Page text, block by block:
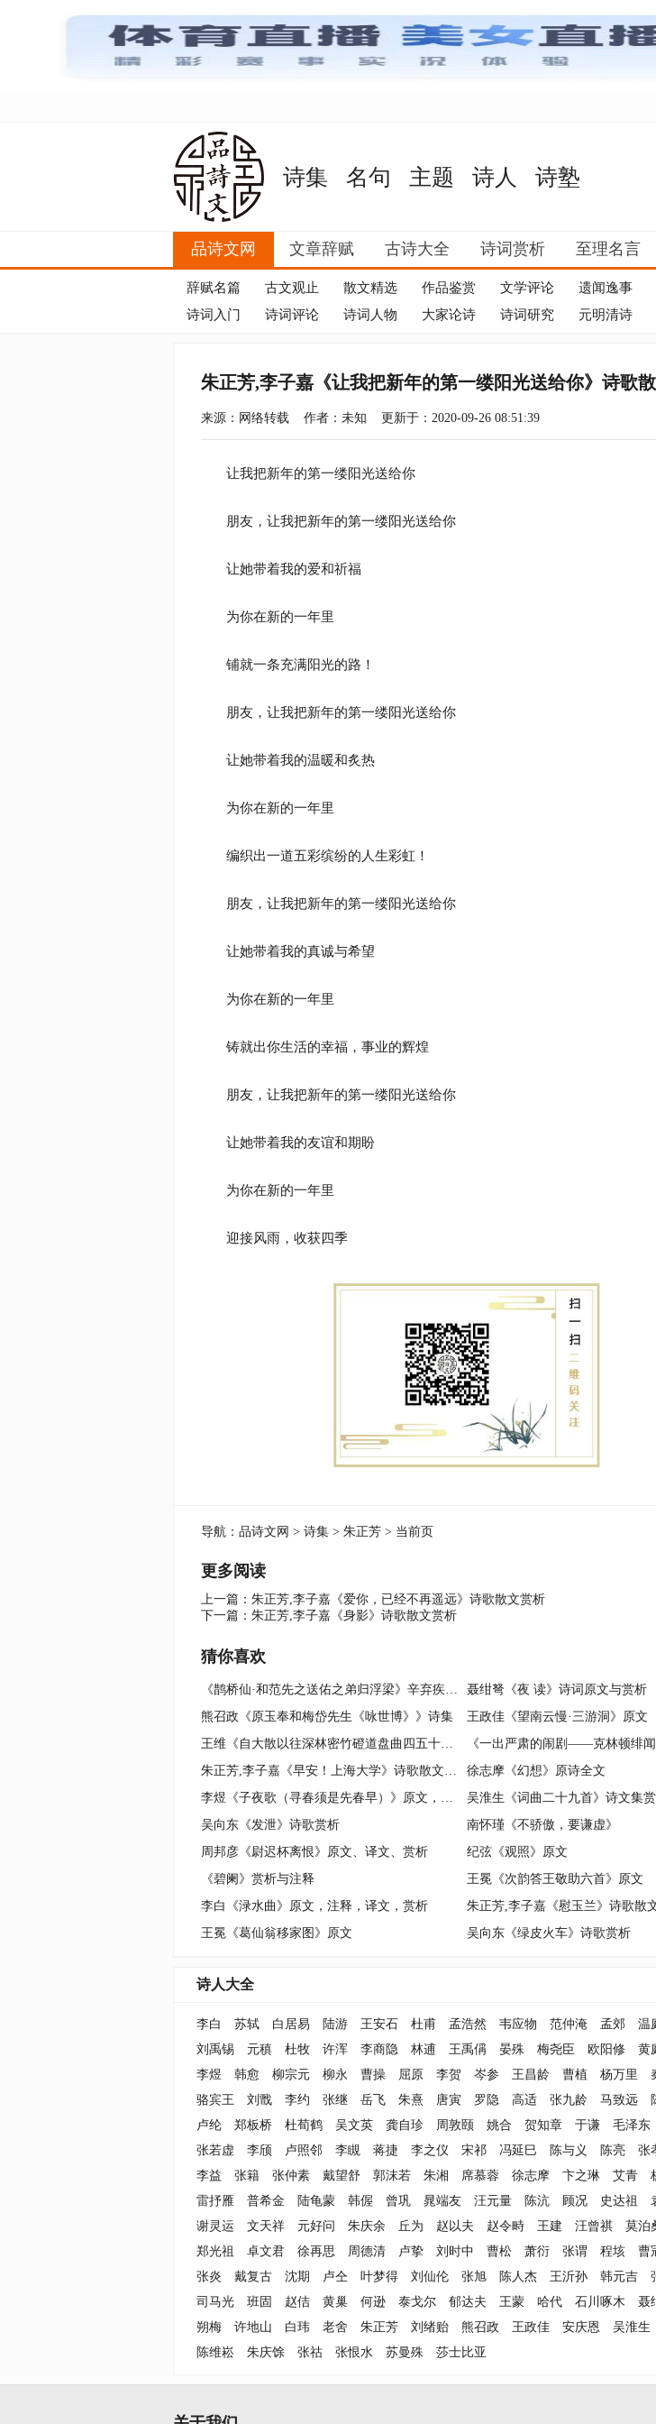
诗集 名句 主题 诗人 诗塾
品诗文网 文章辞赋 古诗大全 诗词赏析 至理名言
辞赋名篇 古文观止 散文精选 作品鉴赏 文学评论 遗闻逸事
诗词入门
诗词评论 诗词人物 大家论诗 诗词研究 元明清诗
朱正芳,李子嘉《让我把新年的第一缕阳光送给你》诗歌
来源：网络转载 作者：未知 更新于：2020-09-26 08:51:39
让我把新年的第一缕阳光送给你
朋友，让我把新年的第一缕阳光送给你
让她带着我的爱和祈福
为你在新的一年里
铺就一条充满阳光的路！
朋友，让我把新年的第一缕阳光送给你
让她带着我的温暖和炙热
为你在新的一年里
编织出一道五彩缤纷的人生彩虹！
朋友，让我把新年的第一缕阳光送给你
让她带着我的真诚与希望
为你在新的一年里
铸就出你生活的幸福，事业的辉煌
朋友，让我把新年的第一缕阳光送给你
让她带着我的友谊和期盼
为你在新的一年里
迎接风雨，收获四季
导航： 品诗文网 > 诗集 > 朱正芳 > 当前页
更多阅读
上一篇： 朱正芳,李子嘉《爱你，已经不再遥远》诗歌散文赏析
下一篇： 朱正芳,李子嘉《身影》诗歌散文赏析
猜你喜欢
《鹊桥仙·和范先之送佑之弟归浮梁》辛弃疾词集
聂绀弩《夜 读》诗词原文与赏析
熊召政《原玉奉和梅岱先生《咏世博》》诗集
王政佳《望南云慢·三游洞》原文
王维《自大散以往深林密竹磴道盘曲四五十里至黄牛岭见黄花川》原文，注释，译文，赏析
朱正芳,李子嘉《早安！上海大学》诗歌散文赏析
徐志摩《幻想》原诗全文
李煜《子夜歌（寻春须是先春早）》原文，注释，译文，赏析
吴淮生《词曲二十九首》诗文集
吴向东《发泄》诗歌赏析
南怀瑾《不骄傲，要谦虚》
周邦彦《尉迟杯离恨》原文、译文、赏析
纪弦《观照》原文
《碧阑》赏析与注释
王冕《次韵答王敬助六首》原文
李白《渌水曲》原文，注释，译文，赏析
朱正芳,李子嘉《慰玉兰》诗歌散
王冕《葛仙翁移家图》原文
吴向东《绿皮火车》诗歌赏析
诗人大全
李白 苏轼 白居易 陆游 王安石 杜甫 孟浩然 韦应物 范仲淹 孟郊 温
刘禹锡
元稹 杜牧 许浑 李商隐 林逋 王禹偁 晏殊 梅尧臣 欧阳修 黄
李煜
韩愈 柳宗元 柳永 曹操 屈原 李贺 岑参 王昌龄 曹植 杨万里
骆宾王
刘戬 李约 张继 岳飞 朱熹 唐寅 罗隐 高适 张九龄 马致远
卢纶
郑板桥 杜荀鹤 吴文英 龚自珍 周敦颐 姚合 贺知章 于谦 毛泽东
张若虚
李颀 卢照邻 李瞡 蒋捷 李之仪 宋祁 冯延巳 陈与义 陈亮 张
李益
张籍 张仲素 戴望舒 郭沫若 朱湘 席慕蓉 徐志摩 卞之琳 艾青
雷抒雁
普希金 陆龟蒙 韩偓 曾巩 晁端友 汪元量 陈沆 顾况 史达祖
谢灵运
文天祥 元好问 朱庆余 丘为 赵以夫 赵令畤 王建 汪曾祺 莫泊
郑光祖
卓文君 徐再思 周德清 卢挚 刘时中 曹松 萧衍 张谓 程垓 曹
张炎
戴复古 沈期 卢仝 叶梦得 刘仙伦 张旭 陈人杰 王沂孙 韩元吉
司马光
班固 赵佶 黄巢 何逊 泰戈尔 郁达夫 王蒙 哈代 石川啄木 聂
朔梅
许地山 白玮 老舍 朱正芳 刘绪贻 熊召政 王政佳 安庆恩 吴淮生
陈维崧
朱庆馀 张祜 张恨水 苏曼殊 莎士比亚